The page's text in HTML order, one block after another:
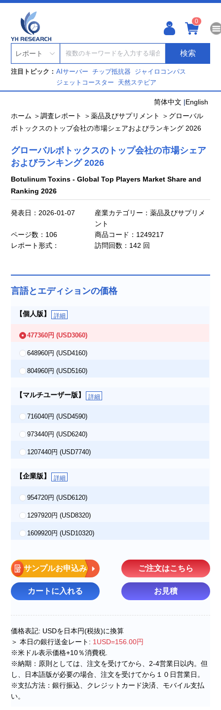
0
レポート 検索
注目トピック： AIサーバーチップ抵抗器 ジャイロコンパス
ジェットコースター 天然ステビア
简体中文 |English
ホーム ＞調査レポート ＞薬品及びサプリメント ＞ グローバル
ボトックスのトップ会社の市場シェアおよびランキング 2026
グローバルボトックスのトップ会社の市場シェア
およびランキング 2026
Botulinum Toxins - Global Top Players Market Share and
Ranking 2026
発表日：2026-01-07
産業カテゴリー：薬品及びサプリメ
ント
ページ数：106
商品コード：1249217
レポート形式：
訪問回数：142 回
言語とエディションの価格
【個人版】 詳細
477360円(USD3060)
648960円(USD4160)
804960円(USD5160)
【マルチユーザー版】 詳細
716040円(USD4590)
973440円(USD6240)
1207440円(USD7740)
【企業版】 詳細
954720円(USD6120)
1297920円(USD8320)
1609920円(USD10320)
サンプルお申込み ご注文はこちら
カートに入れる お見積
価格表記: USDを日本円(税抜)に換算
＞ 本日の銀行送金レート: 1USD=156.00円
※米ドル表示価格+10％消費税.
※納期：原則としては、注文を受けてから、2-4営業日以内。但
し、日本語版が必要の場合、注文を受けてから１０日営業日。
※支払方法：銀行振込、クレジットカード決済、モバイル支払
い。